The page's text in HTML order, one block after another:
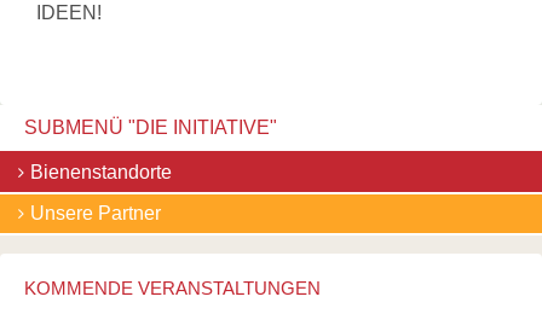
IDEEN!
SUBMENÜ "DIE INITIATIVE"
Navigation
überspringen
Bienenstandorte
Unsere Partner
KOMMENDE VERANSTALTUNGEN